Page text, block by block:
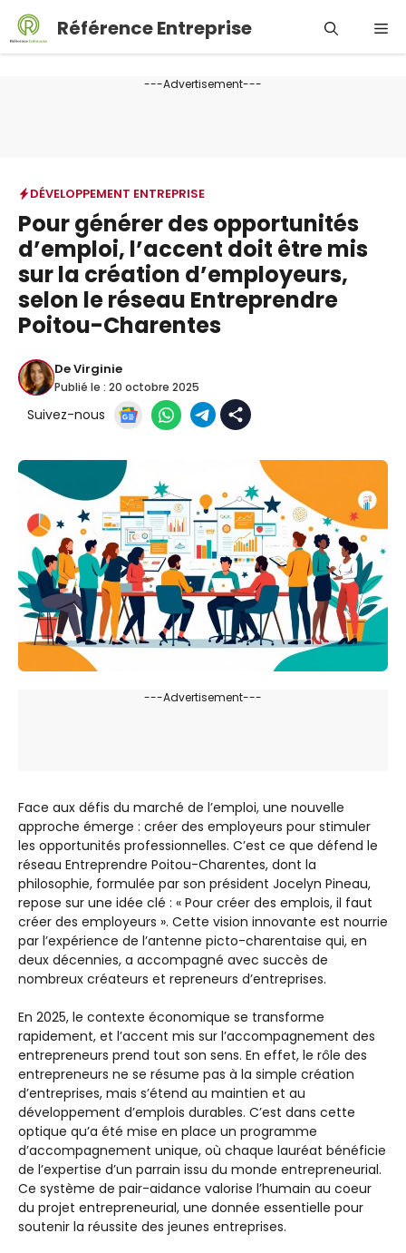
Aller
contenu
Référence Entreprise
---Advertisement---
DÉVELOPPEMENT ENTREPRISE
Pour générer des opportunités
d’emploi, l’accent doit être mis
sur la création d’employeurs,
selon le réseau Entreprendre
Poitou-Charentes
DeVirginie
Publié le : 20 octobre 2025
Suivez-nous
---Advertisement---
Face aux défis du marché de l’emploi, une nouvelle
approche émerge : créer des employeurs pour stimuler
les opportunités professionnelles. C’est ce que défend le
réseau Entreprendre Poitou-Charentes, dont la
philosophie, formulée par son président Jocelyn Pineau,
repose sur une idée clé : « Pour créer des emplois, il faut
créer des employeurs ». Cette vision innovante est nourrie
par l’expérience de l’antenne picto-charentaise qui, en
deux décennies, a accompagné avec succès de
nombreux créateurs et repreneurs d’entreprises.
En 2025, le contexte économique se transforme
rapidement, et l’accent mis sur l’accompagnement des
entrepreneurs prend tout son sens. En effet, le rôle des
entrepreneurs ne se résume pas à la simple création
d’entreprises, mais s’étend au maintien et au
développement d’emplois durables. C’est dans cette
optique qu’a été mise en place un programme
d’accompagnement unique, où chaque lauréat bénéficie
de l’expertise d’un parrain issu du monde entrepreneurial.
Ce système de pair-aidance valorise l’humain au coeur
du projet entrepreneurial, une donnée essentielle pour
soutenir la réussite des jeunes entreprises.